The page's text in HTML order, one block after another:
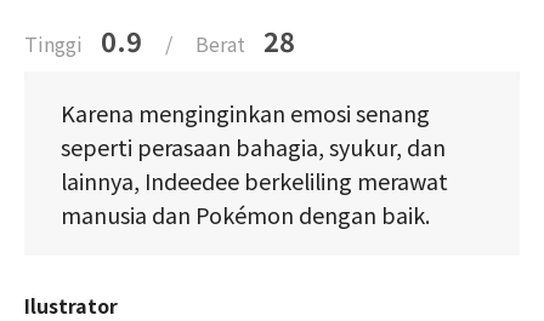
Tinggi 0.9 / Berat 28
Karena menginginkan emosi senang
seperti perasaan bahagia, syukur, dan
lainnya, Indeedee berkeliling merawat
manusia dan Pokémon dengan baik.
Ilustrator